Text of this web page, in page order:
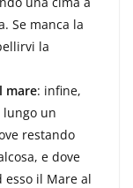
Se manca la
la
mare: infine,
lungo un
restando
e dove
il Mare al